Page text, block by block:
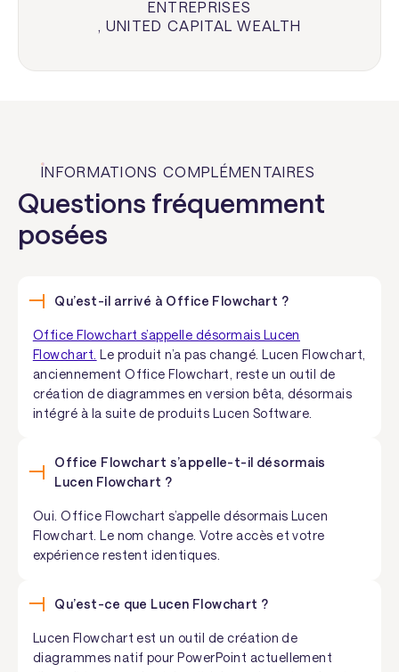
ENTREPRISES
UNITED CAPITAL WEALTH
INFORMATIONS COMPLÉMENTAIRES
Questions fréquemment
posées
Qu’est-il arrivé à Office Flowchart ?
Office Flowchart s’appelle désormais Lucen
Flowchart. Le produit n’a pas changé. Lucen Flowchart,
anciennement Office Flowchart, reste un outil de
création de diagrammes en version bêta, désormais
intégré à la suite de produits Lucen Software.
Office Flowchart s’appelle-t-il désormais
Lucen Flowchart ?
Oui. Office Flowchart s’appelle désormais Lucen
Flowchart. Le nom change. Votre accès et votre
expérience restent identiques.
Qu’est-ce que Lucen Flowchart ?
Lucen Flowchart est un outil de création de
diagrammes natif pour PowerPoint actuellement